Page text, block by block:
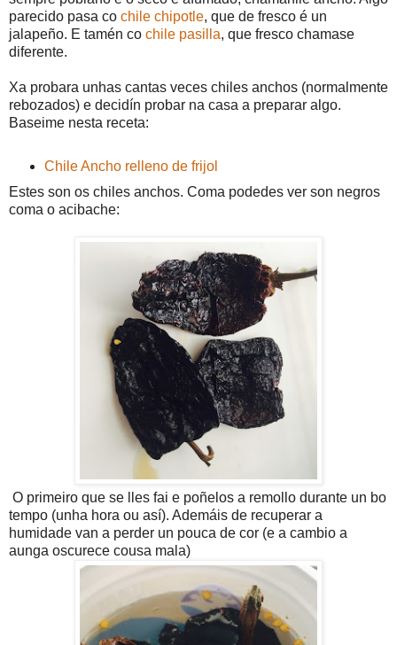
parecido pasa co chile chipotle, que de fresco é un
jalapeño. E tamén co chile pasilla, que fresco chamase
diferente.
Xa probara unhas cantas veces chiles anchos (normalmente
rebozados) e decidín probar na casa a preparar algo.
Baseime nesta receta:
Chile Ancho relleno de frijol
Estes son os chiles anchos. Coma podedes ver son negros
coma o acibache:
O primeiro que se lles fai e poñelos a remollo durante un bo
tempo (unha hora ou así). Ademáis de recuperar a
humidade van a perder un pouca de cor (e a cambio a
aunga oscurece cousa mala)